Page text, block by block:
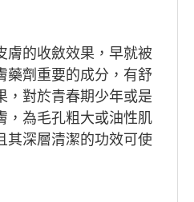
膚的收斂效果，早就被
藥劑重要的成分，有舒
，對於青春期少年或是
，為毛孔粗大或油性肌
其深層清潔的功效可使